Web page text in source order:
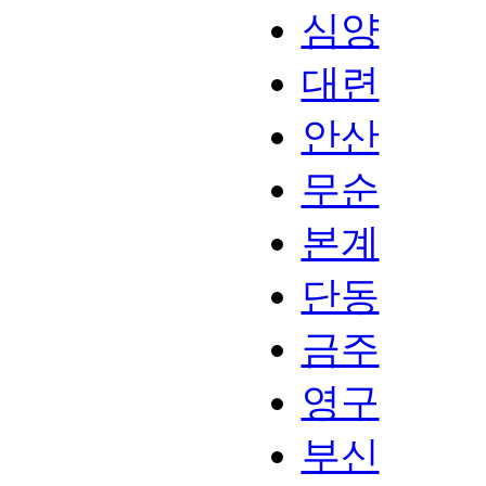
심양
대련
안산
무순
본계
단동
금주
영구
부신